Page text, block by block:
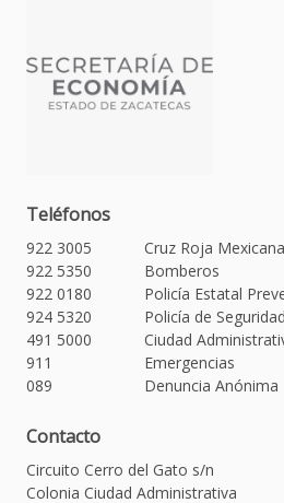
Teléfonos
922 3005
Cruz Roja Mexicana
922 5350
Bomberos
922 0180
Policía Estatal
924 5320
Policía de
491 5000
Ciudad
911
Emergencias
089
Denuncia Anónima
Contacto
Circuito Cerro del Gato s/n
Colonia Ciudad Administrativa